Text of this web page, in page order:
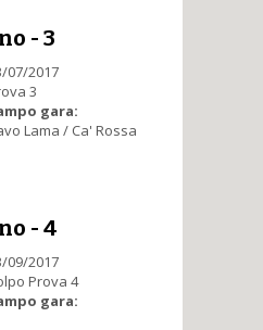
- 3
07/2017
3
gara:
Lama / Ca' Rossa
- 4
09/2017
Prova 4
gara: